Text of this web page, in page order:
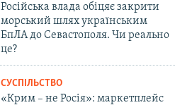
Російська влада обіцяє закрити
морський шлях українським
БпЛА до Севастополя. Чи реально
це?
СУСПІЛЬСТВО
«Крим – не Росія»: маркетплейс